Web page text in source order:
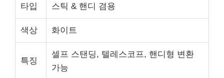
타입 스틱 & 핸디 겸용
색상 화이트
특징
셀프 스탠딩, 텔레스코프, 핸디형 변환
가능